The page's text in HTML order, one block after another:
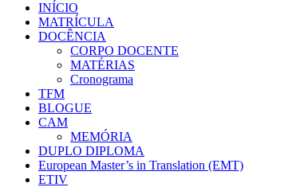
INÍCIO
MATRÍCULA
DOCÊNCIA
CORPO DOCENTE
MATÉRIAS
Cronograma
TFM
BLOGUE
CAM
MEMÓRIA
DUPLO DIPLOMA
European Master’s in Translation (EMT)
ETIV